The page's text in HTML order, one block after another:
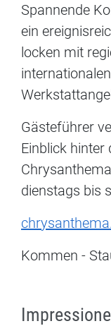
Spannende
ein
locken mit
Gästeführer
Einblick hinter
dienstags bis
Kommen -